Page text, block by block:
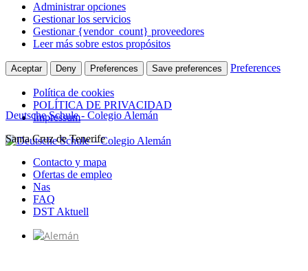
Administrar opciones
Gestionar los servicios
Gestionar {vendor_count} proveedores
Leer más sobre estos propósitos
Aceptar Deny Preferences Save preferences Preferences
Política de cookies
POLÍTICA DE PRIVACIDAD
Impressum
Ir
contenido
Deutsche Schule - Colegio Alemán
Santa Cruz de Tenerife
Contacto y mapa
Ofertas de empleo
Nas
FAQ
DST Aktuell